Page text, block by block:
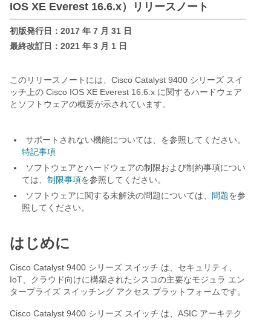
IOS XE Everest 16.6.x）リリースノート
初版発行日：2017 年 7 月 31 日
最終改訂日：2021 年 3 月 1 日
このリリースノートには、Cisco Catalyst 9400 シリーズ スイ
ッチ上の Cisco IOS XE Everest 16.6.x に関するハードウェア
とソフトウェアの概要が示されています。
サポートされない機能については、を参照してください。
特記事項
ソフトウェアとハードウェアの制限および制約事項につい
ては、 制限事項を参照してください。
ソフトウェアに関する未解決の問題については、
問題を参
照してください。
はじめに
Cisco Catalyst 9400 シリーズ スイッチ は、セキュリティ、
IoT、クラウド向けに構築されたシスコの主要なモジュラ エン
タープライズ スイッチング アクセス プラットフォームです。
Cisco Catalyst 9400 シリーズ スイッチ は、ASIC アーキテク